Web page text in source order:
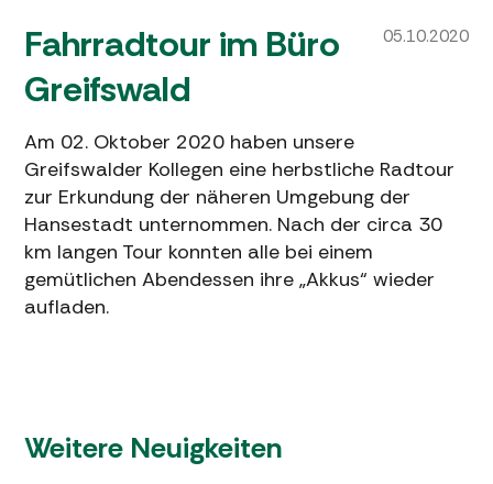
05.10.2020
Fahrradtour im Büro
Greifswald
Am 02. Oktober 2020 haben unsere
Greifswalder Kollegen eine herbstliche Radtour
zur Erkundung der näheren Umgebung der
Hansestadt unternommen. Nach der circa 30
km langen Tour konnten alle bei einem
gemütlichen Abendessen ihre „Akkus“ wieder
aufladen.
Weitere Neuigkeiten